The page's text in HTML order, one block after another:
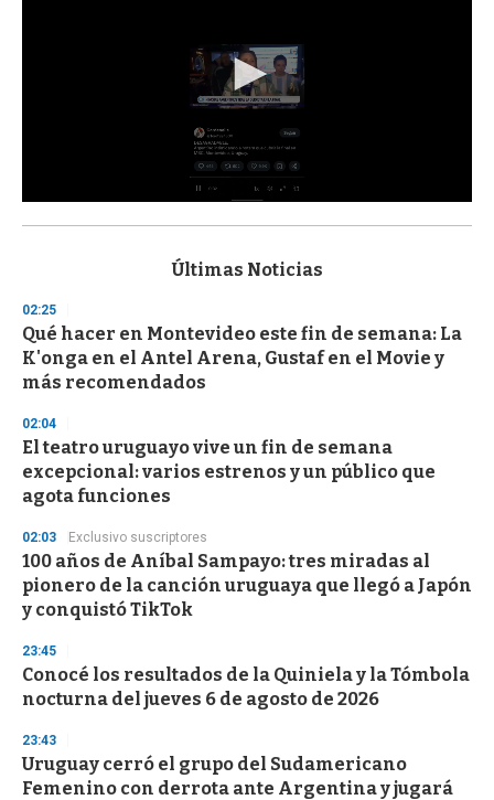
s
d
s
o
f
3
s
e
c
o
n
Últimas Noticias
02:25
Qué hacer en Montevideo este fin de semana: La
K'onga en el Antel Arena, Gustaf en el Movie y
más recomendados
02:04
El teatro uruguayo vive un fin de semana
excepcional: varios estrenos y un público que
agota funciones
02:03 Exclusivo suscriptores
100 años de Aníbal Sampayo: tres miradas al
pionero de la canción uruguaya que llegó a Japón
y conquistó TikTok
23:45
Conocé los resultados de la Quiniela y la Tómbola
nocturna del jueves 6 de agosto de 2026
23:43
Uruguay cerró el grupo del Sudamericano
Femenino con derrota ante Argentina y jugará